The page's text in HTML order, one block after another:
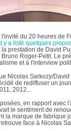
du 20 heures de
y a listé quelques
la prestation de David
Roger-Petit. Le
et à l'interview
Nicolas Sarkozy/
de rediffuser un
2012...
en rapport avec
le sentiment de
la marque de fabrique
face à Nicolas